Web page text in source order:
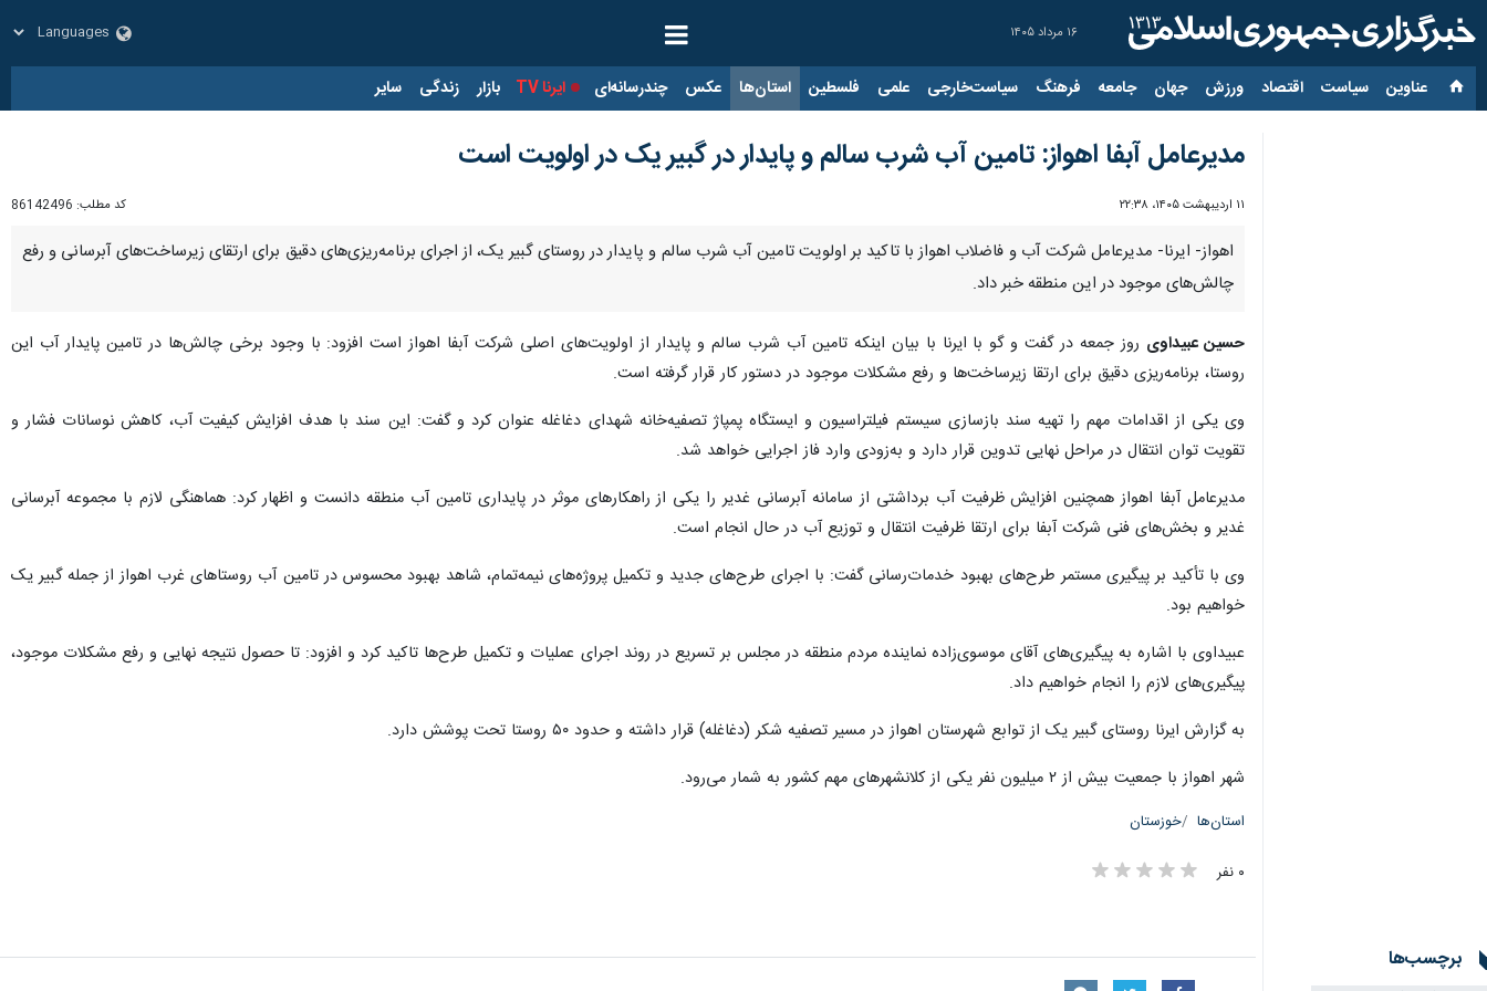
۱۶ مرداد ۱۴۰۵
عناوین‌ سیاست اقتصاد ورزش جهان جامعه فرهنگ سیاست‌خارجی علمی فلسطین استان‌ها عکس چندرسانه‌ای ایرنا TV بازار زندگی سایر
مدیرعامل آبفا اهواز: تامین آب شرب سالم و پایدار در گبیر یک در اولویت است
۱۱ اردیبهشت ۱۴۰۵، ۲۲:۳۸ کد مطلب: 86142496
اهواز- ایرنا- مدیرعامل شرکت آب و فاضلاب اهواز با تاکید بر اولویت تامین آب شرب سالم و پایدار در روستای گبیر یک، از اجرای برنامه‌ریزی‌های دقیق برای ارتقای زیرساخت‌های آبرسانی و رفع
چالش‌های موجود در این منطقه خبر داد.
حسین عبیداوی روز جمعه در گفت و گو با ایرنا با بیان اینکه تامین آب شرب سالم و پایدار از اولویت‌های اصلی شرکت آبفا اهواز است افزود: با وجود برخی چالش‌ها در تامین پایدار آب این
روستا، برنامه‌ریزی دقیق برای ارتقا زیرساخت‌ها و رفع مشکلات موجود در دستور کار قرار گرفته است.
وی یکی از اقدامات مهم را تهیه سند بازسازی سیستم فیلتراسیون و ایستگاه پمپاژ تصفیه‌خانه شهدای دغاغله عنوان کرد و گفت: این سند با هدف افزایش کیفیت آب، کاهش نوسانات فشار و
تقویت توان انتقال در مراحل نهایی تدوین قرار دارد و به‌زودی وارد فاز اجرایی خواهد شد.
مدیرعامل آبفا اهواز همچنین افزایش ظرفیت آب برداشتی از سامانه آبرسانی غدیر را یکی از راهکارهای موثر در پایداری تامین آب منطقه دانست و اظهار کرد: هماهنگی لازم با مجموعه آبرسانی
غدیر و بخش‌های فنی شرکت آبفا برای ارتقا ظرفیت انتقال و توزیع آب در حال انجام است.
وی با تأکید بر پیگیری مستمر طرح‌های بهبود خدمات‌رسانی گفت: با اجرای طرح‌های جدید و تکمیل پروژه‌های نیمه‌تمام، شاهد بهبود محسوس در تامین آب روستاهای غرب اهواز از جمله گبیر یک
خواهیم بود.
عبیداوی با اشاره به پیگیری‌های آقای موسوی‌زاده نماینده مردم منطقه در مجلس بر تسریع در روند اجرای عملیات و تکمیل طرح‌ها تاکید کرد و افزود: تا حصول نتیجه نهایی و رفع مشکلات موجود،
پیگیری‌های لازم را انجام خواهیم داد.
به گزارش ایرنا روستای گبیر یک از توابع شهرستان اهواز در مسیر تصفیه شکر (دغاغله) قرار داشته و حدود ۵۰ روستا تحت پوشش دارد.
شهر اهواز با جمعیت بیش از ۲ میلیون نفر یکی از کلانشهرهای مهم کشور به شمار می‌رود.
استان‌ها خوزستان
۰ نفر
برچسب‌ها